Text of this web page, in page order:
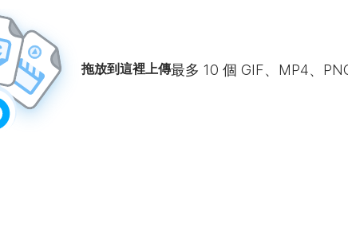
拖放到這裡上傳最多 10 個 GIF、MP4、